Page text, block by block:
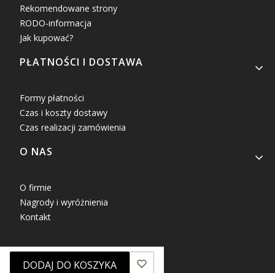
Rekomendowane strony
RODO-informacja
Jak kupować?
PŁATNOŚCI I DOSTAWA
Formy płatności
Czas i koszty dostawy
Czas realizacji zamówienia
O NAS
O firmie
Nagrody i wyróżnienia
Kontakt
DODAJ DO KOSZYKA